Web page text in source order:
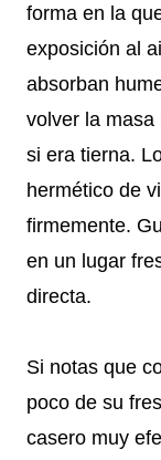
forma en la
exposición al
absorban
volver la masa
si era tierna.
hermético de
firmemente.
en un lugar
directa.
Si notas que
poco de su
casero muy